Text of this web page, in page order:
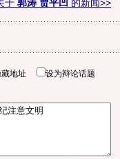
于 郭涛 贾平凹 的新闻>>
藏地址 设为辩论话题